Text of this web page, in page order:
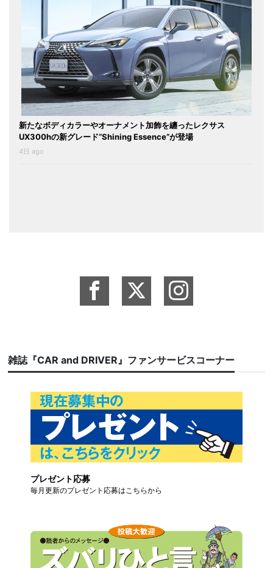
新たなボディカラーやオーナメント加飾を纏ったレクサス
UX300hの新グレード“Shining Essence”が登場
4日 ago
雑誌『CAR and DRIVER』ファンサービスコーナー
プレゼント応募
毎月更新のプレゼント応募はこちらから